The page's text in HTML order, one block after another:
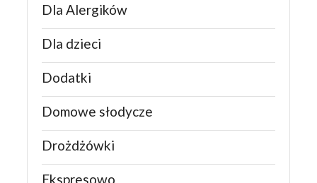
Dla Alergików
Dla dzieci
Dodatki
Domowe słodycze
Drożdżówki
Ekspresowo